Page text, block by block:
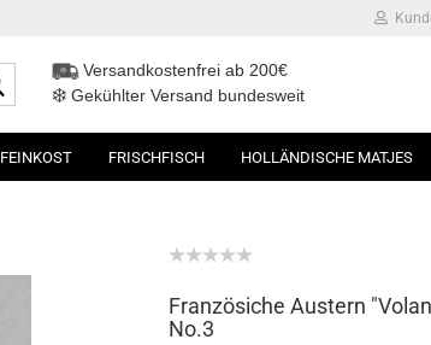
Lieblingsprodukt
suchen...
Versandkostenfrei ab 200€
❄️ Gekühlter Versand bundesweit
FEINKOST FRISCHFISCH HOLLÄNDISCHE MATJES
Französiche Austern
No.3